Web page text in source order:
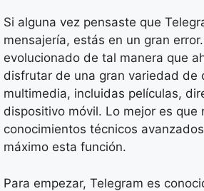
Si alguna vez pensaste que
mensajería, estás en un gran
evolucionado de tal manera que
disfrutar de una gran variedad de
multimedia, incluidas películas,
dispositivo móvil. Lo mejor es que
conocimientos técnicos
máximo esta función.
Para empezar, Telegram es